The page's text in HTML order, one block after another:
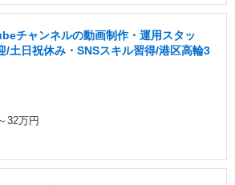
チャンネルの動画制作・運用スタッ
/土日祝休み・SNSスキル習得/港区高輪3
32万円